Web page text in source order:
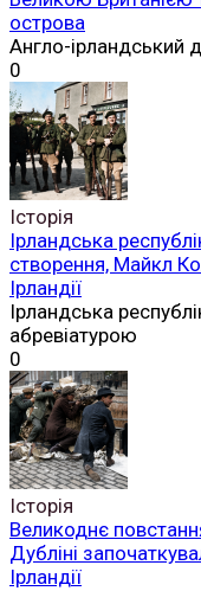
острова
Англо-ірландський
0
Історія
Ірландська
створення, Майкл
Ірландії
Ірландська
абревіатурою
0
Історія
Великоднє
Дубліні
Ірландії